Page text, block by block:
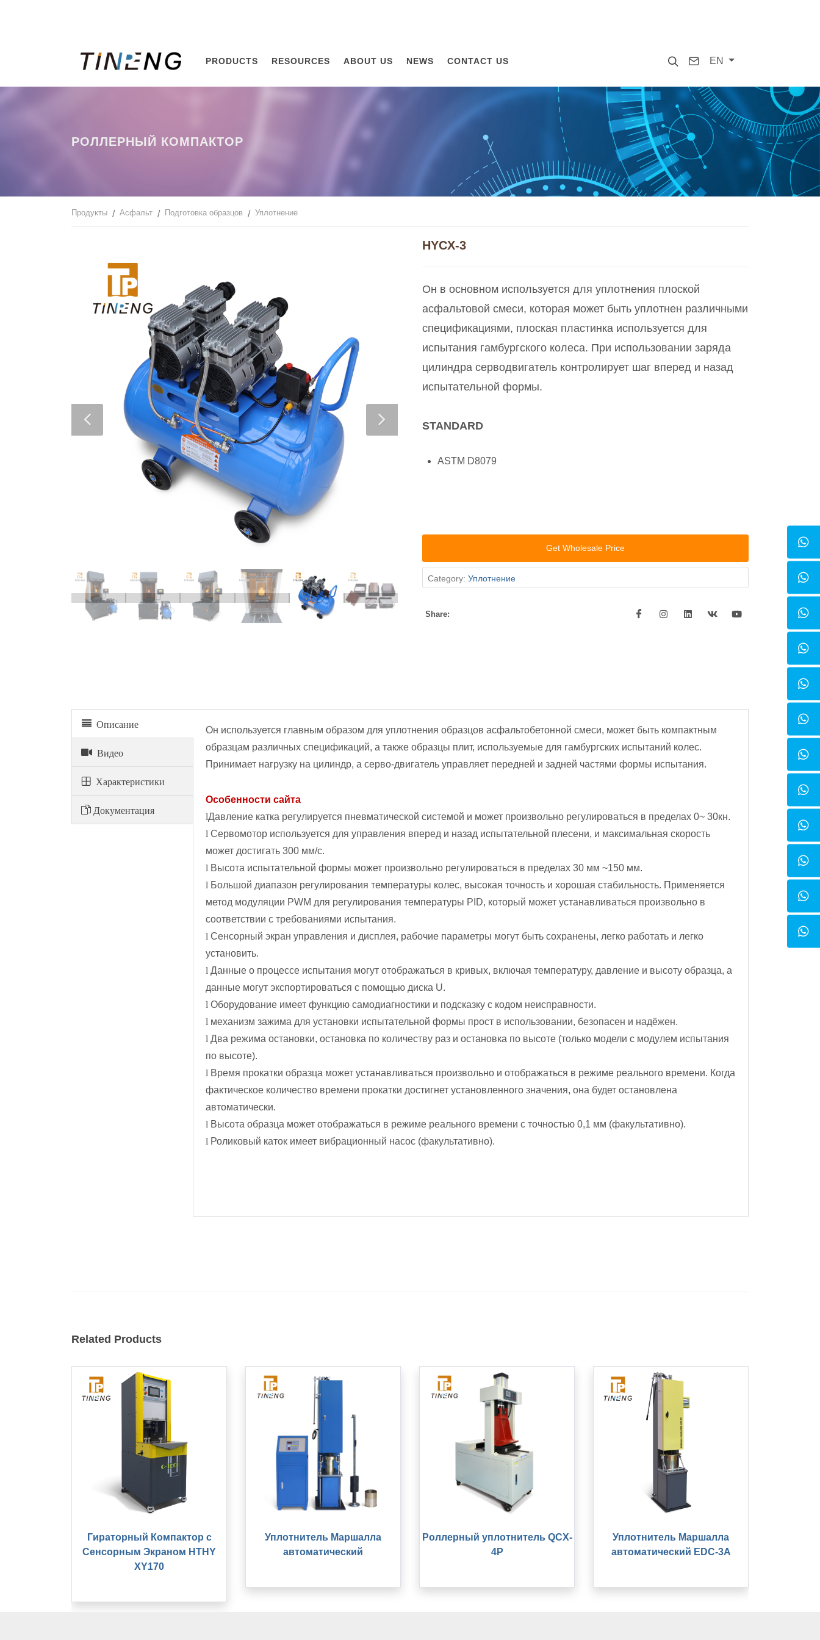
SearchContact
EN
PRODUCTS RESOURCES ABOUT US NEWS CONTACT US
РОЛЛЕРНЫЙ КОМПАКТОР
Продукты Асфальт Подготовка образцов Уплотнение
HYCX-3
Он в основном используется для уплотнения плоской
асфальтовой смеси, которая может быть уплотнен различными
спецификациями, плоская пластинка используется для
испытания гамбургского колеса. При использовании заряда
цилиндра серводвигатель контролирует шаг вперед и назад
испытательной формы.
STANDARD
ASTM D8079
Get Wholesale Price
Category: Уплотнение
Share:
Описание
Видео
Xарактеристики
Документация
Он используется главным образом для уплотнения образцов асфальтобетонной смеси, может быть компактным
образцам различных спецификаций, а также образцы плит, используемые для гамбургских испытаний колес.
Принимает нагрузку на цилиндр, а серво-двигатель управляет передней и задней частями формы испытания.
Особенности сайта
lДавление катка регулируется пневматической системой и может произвольно регулироваться в пределах 0~ 30кн.
l Сервомотор используется для управления вперед и назад испытательной плесени, и максимальная скорость
может достигать 300 мм/с.
l Высота испытательной формы может произвольно регулироваться в пределах 30 мм ~150 мм.
l Большой диапазон регулирования температуры колес, высокая точность и хорошая стабильность. Применяется
метод модуляции PWM для регулирования температуры PID, который может устанавливаться произвольно в
соответствии с требованиями испытания.
l Сенсорный экран управления и дисплея, рабочие параметры могут быть сохранены, легко работать и легко
установить.
l Данные о процессе испытания могут отображаться в кривых, включая температуру, давление и высоту образца, а
данные могут экспортироваться с помощью диска U.
l Оборудование имеет функцию самодиагностики и подсказку с кодом неисправности.
l механизм зажима для установки испытательной формы прост в использовании, безопасен и надёжен.
l Два режима остановки, остановка по количеству раз и остановка по высоте (только модели с модулем испытания
по высоте).
l Время прокатки образца может устанавливаться произвольно и отображаться в режиме реального времени. Когда
фактическое количество времени прокатки достигнет установленного значения, она будет остановлена
автоматически.
l Высота образца может отображаться в режиме реального времени с точностью 0,1 мм (факультативно).
l Роликовый каток имеет вибрационный насос (факультативно).
Related Products
Гираторный Компактор с
Сенсорным Экраном HTHY
XY170
Уплотнитель Маршалла
автоматический
Роллерный уплотнитель QCX-
4P
Уплотнитель Маршалла
автоматический EDC-3A